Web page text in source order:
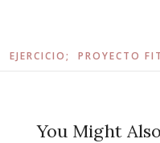
EJERCICIO; PROYECTO
You Might